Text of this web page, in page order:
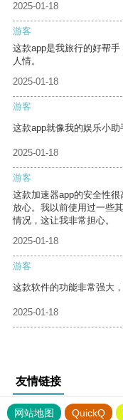
2025-01-18
游客
这款app是我旅行的好帮
人情。
2025-01-18
游客
这款app就像我的娱乐小助
2025-01-18
游客
这款加速器app的安全性
放心。我以前使用过一些
情况，这让我非常担心。
2025-01-18
游客
这款软件的功能非常强大
2025-01-18
友情链接
网站地图 QuickQ